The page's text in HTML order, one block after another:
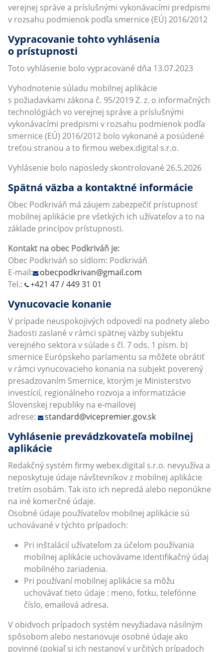
verejnej správe a príslušnými vykonávacími predpismi
v rozsahu podmienok podľa smernice (EÚ) 2016/2012
Vypracovanie tohto vyhlásenia
o prístupnosti
Toto vyhlásenie bolo vypracované dňa 13.07.2023
Vyhodnotenie súladu mobilnej aplikácie
s požiadavkami zákona č. 95/2019 Z. z. o informačných
technológiách vo verejnej správe a príslušnými
vykonávacími predpismi v rozsahu podmienok podľa
smernice (EÚ) 2016/2012 bolo vykonané a posúdené
treťou stranou a to firmou webex.digital s.r.o.
Vyhlásenie bolo naposledy skontrolované 26.5.2026
Spätná väzba a kontaktné informácie
Obec Podkriváň má záujem zabezpečiť prístupnosť
mobilnej aplikácie pre všetkých ich užívateľov a to na
základe princípov prístupnosti.
Kontakt na obec Podkriváň je:
Obec Podkriváň so sídlom: Podkriváň
E-mail:
obecpodkrivan@gmail.com
Tel.:
+421 47 / 449 31 01
Vynucovacie konanie
V prípade neuspokojivých odpovedí na podnety alebo
žiadosti zaslané v rámci spätnej väzby subjektu
verejného sektora v súlade s čl. 7 ods. 1 písm. b)
smernice Európskeho parlamentu sa môžete obrátiť
v rámci vynucovacieho konania na subjekt poverený
presadzovaním Smernice, ktorým je Ministerstvo
investícií, regionálneho rozvoja a informatizácie
Slovenskej republiky na e-mailovej
adrese:
standard@vicepremier.gov.sk
Vyhlásenie prevádzkovateľa mobilnej
aplikácie
Redakčný systém firmy webex.digital s.r.o. nevyužíva a
neposkytuje údaje návštevníkov z mobilnej aplikácie
tretím osobám. Tak isto ich nepredá alebo neponúkne
na iné komerčné údaje.
Osobné údaje používateľov mobilnej aplikácie sú
uchovávané v týchto prípadoch:
Pri inštalácií užívateľom za účelom používania
mobilnej aplikácie uchovávame identifikačný údaj
mobilného zariadenia.
Pri používaní mobilnej aplikácie sa môžu
uchovávať tieto údaje : meno, fotku, telefónne
číslo, emailová adresa.
V obidvoch prípadoch systém nevyžiadava násilným
spôsobom alebo nestanovuje osobné údaje ako
povinné (pokiaľ si ich nestanoví v určitých prípadoch